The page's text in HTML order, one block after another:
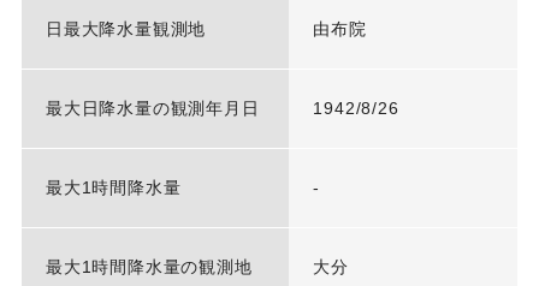
日最大降水量観測地 由布院
最大日降水量の観測年月日 1942/8/26
最大1時間降水量 -
最大1時間降水量の観測地 大分